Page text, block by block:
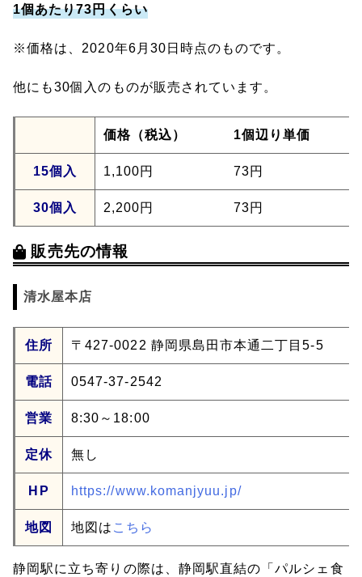
1個あたり73円くらい
※価格は、2020年6月30日時点のものです。
他にも30個入のものが販売されています。
価格（税込） 1個辺り単価
15個入 1,100円 73円
30個入 2,200円 73円
販売先の情報
清水屋本店
住所 〒427-0022 静岡県島田市本通二丁目5-5
電話 0547-37-2542
営業 8:30～18:00
定休 無し
HP https://www.komanjyuu.jp/
地図 地図は こちら
静岡駅に立ち寄りの際は、静岡駅直結の「パルシェ食